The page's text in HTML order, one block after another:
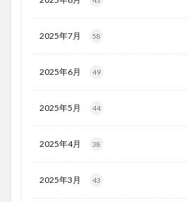
2025年7月 58
2025年6月 49
2025年5月 44
2025年4月 38
2025年3月 43